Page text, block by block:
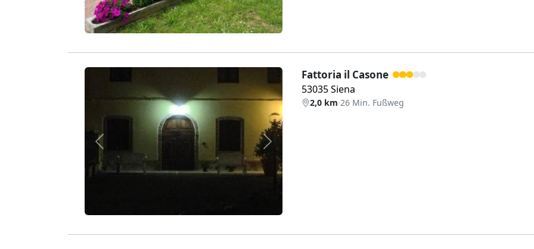
Zurück Weiter
Fattoria il Casone
53035 Siena
2,0 km·26 Min. Fußweg